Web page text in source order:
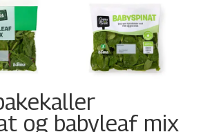
og babyleaf mix